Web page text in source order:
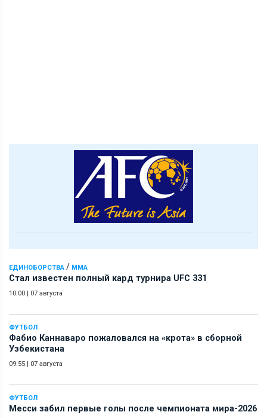
ЕДИНОБОРСТВА / ММА
Стал известен полный кард турнира UFC 331
10:00 07 августа
ФУТБОЛ
Фабио Каннаваро пожаловался на «крота» в сборной
Узбекистана
09:55 07 августа
ФУТБОЛ
Месси забил первые голы после чемпионата мира-2026